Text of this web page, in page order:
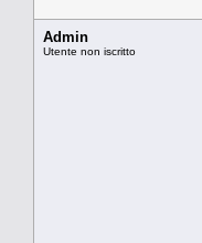
Admin
Utente non iscritto